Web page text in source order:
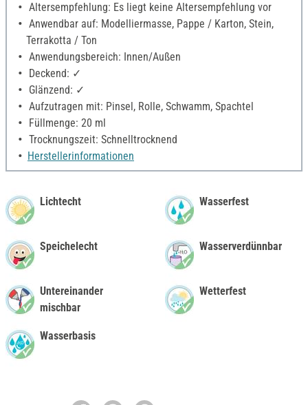
Altersempfehlung: Es liegt keine Altersempfehlung vor
Anwendbar auf: Modelliermasse, Pappe / Karton, Stein,
Terrakotta / Ton
Anwendungsbereich: Innen/Außen
Deckend: ✓
Glänzend: ✓
Aufzutragen mit: Pinsel, Rolle, Schwamm, Spachtel
Füllmenge: 20 ml
Trocknungszeit: Schnelltrocknend
Herstellerinformationen
Lichtecht
Speichelecht
Untereinander
mischbar
Wasserbasis
Wasserfest
Wasserverdünnbar
Wetterfest